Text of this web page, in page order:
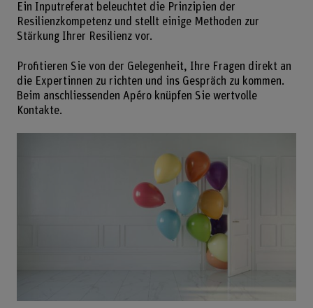
Ein Inputreferat beleuchtet die Prinzipien der
Resilienzkompetenz und stellt einige Methoden zur
Stärkung Ihrer Resilienz vor.
Profitieren Sie von der Gelegenheit, Ihre Fragen direkt an
die Expertinnen zu richten und ins Gespräch zu kommen.
Beim anschliessenden Apéro knüpfen Sie wertvolle
Kontakte.